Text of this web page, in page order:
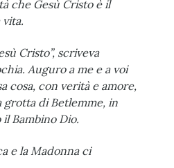
che Gesù Cristo è il
Cristo”, scriveva
Auguro a me e a voi
cosa, con verità e amore,
grotta di Betlemme, in
Bambino Dio.
e la Madonna ci